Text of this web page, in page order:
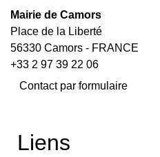
Mairie de Camors
Place de la Liberté
56330 Camors - FRANCE
+33 2 97 39 22 06
Contact par formulaire
Liens